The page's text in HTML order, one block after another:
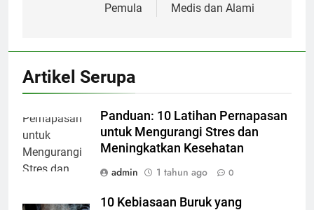
Pemula
Medis dan Alami
Artikel Serupa
Panduan: 10 Latihan Pernapasan
untuk Mengurangi Stres dan
Meningkatkan Kesehatan
admin
1 tahun ago 0
10 Kebiasaan Buruk yang